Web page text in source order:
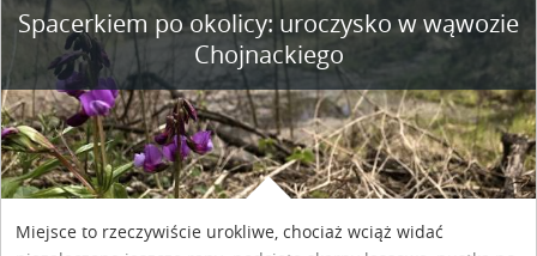
Spacerkiem po okolicy: uroczysko w wąwozie
Chojnackiego
Miejsce to rzeczywiście urokliwe, chociaż wciąż widać